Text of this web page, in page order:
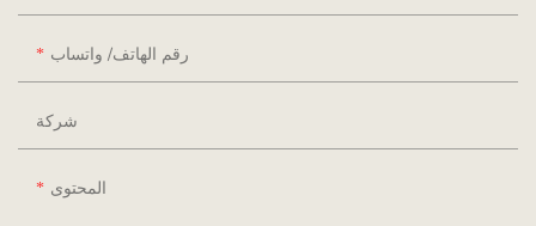
رقم الهاتف/ واتساب
شركة
المحتوى